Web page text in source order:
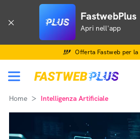
FastwebPlus
Apri nell'app
Offerta Fastweb per la
Home Intelligenza Artificiale